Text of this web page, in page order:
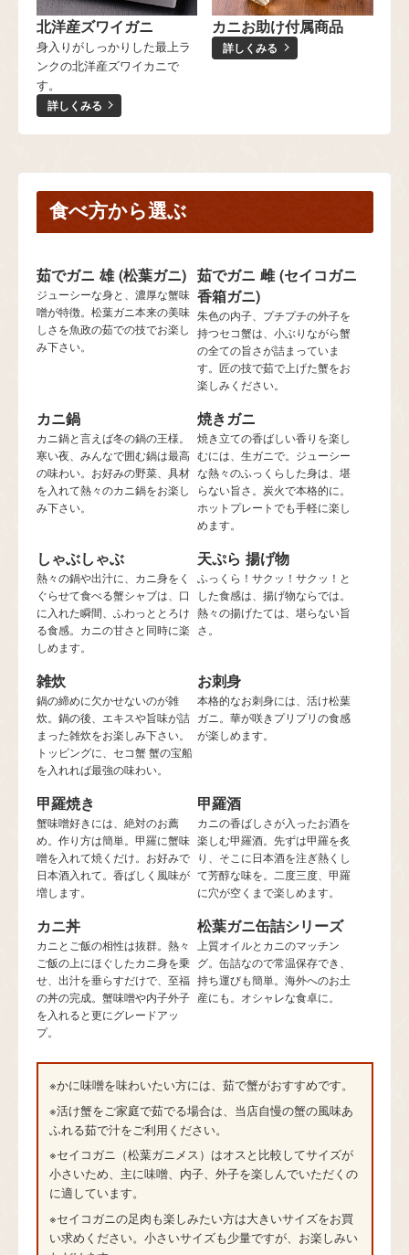
北洋産ズワイガニ
身入りがしっかりした最上ラ
ンクの北洋産ズワイカニで
す。
詳しくみる
カニお助け付属商品
詳しくみる
食べ方から選ぶ
茹でガニ 雄 (松葉ガニ)
ジューシーな身と、濃厚な蟹味
噌が特徴。松葉ガニ本来の美味
しさを魚政の茹での技でお楽し
み下さい。
茹でガニ 雌 (セイコガニ
香箱ガニ)
朱色の内子、プチプチの外子を
持つセコ蟹は、小ぶりながら蟹
の全ての旨さが詰まっていま
す。匠の技で茹で上げた蟹をお
楽しみください。
カニ鍋
カニ鍋と言えば冬の鍋の王様。
寒い夜、みんなで囲む鍋は最高
の味わい。お好みの野菜、具材
を入れて熱々のカニ鍋をお楽し
み下さい。
焼きガニ
焼き立ての香ばしい香りを楽し
むには、生ガニで。ジューシー
な熱々のふっくらした身は、堪
らない旨さ。炭火で本格的に。
ホットプレートでも手軽に楽し
めます。
しゃぶしゃぶ
熱々の鍋や出汁に、カニ身をく
ぐらせて食べる蟹シャブは、口
に入れた瞬間、ふわっととろけ
る食感。カニの甘さと同時に楽
しめます。
天ぷら 揚げ物
ふっくら！サクッ！サクッ！と
した食感は、揚げ物ならでは。
熱々の揚げたては、堪らない旨
さ。
雑炊
鍋の締めに欠かせないのが雑
炊。鍋の後、エキスや旨味が詰
まった雑炊をお楽しみ下さい。
トッピングに、セコ蟹 蟹の宝船
を入れれば最強の味わい。
お刺身
本格的なお刺身には、活け松葉
ガニ。華が咲きプリプリの食感
が楽しめます。
甲羅焼き
蟹味噌好きには、絶対のお薦
め。作り方は簡単。甲羅に蟹味
噌を入れて焼くだけ。お好みで
日本酒入れて。香ばしく風味が
増します。
甲羅酒
カニの香ばしさが入ったお酒を
楽しむ甲羅酒。先ずは甲羅を炙
り、そこに日本酒を注ぎ熱くし
て芳醇な味を。二度三度、甲羅
に穴が空くまで楽しめます。
カニ丼
カニとご飯の相性は抜群。熱々
ご飯の上にほぐしたカニ身を乗
せ、出汁を垂らすだけで、至福
の丼の完成。蟹味噌や内子外子
を入れると更にグレードアッ
プ。
松葉ガニ缶詰シリーズ
上質オイルとカニのマッチン
グ。缶詰なので常温保存でき、
持ち運びも簡単。海外へのお土
産にも。オシャレな食卓に。
※かに味噌を味わいたい方には、茹で蟹がおすすめです。
※活け蟹をご家庭で茹でる場合は、当店自慢の蟹の風味あ
ふれる茹で汁をご利用ください。
※セイコガニ（松葉ガニメス）はオスと比較してサイズが
小さいため、主に味噌、内子、外子を楽しんでいただくの
に適しています。
※セイコガニの足肉も楽しみたい方は大きいサイズをお買
い求めください。小さいサイズも少量ですが、お楽しみい